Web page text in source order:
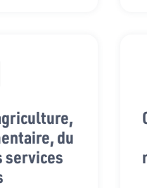
du
services